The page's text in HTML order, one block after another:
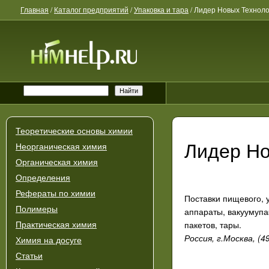
Главная /Каталог предприятий /Упаковка и тара /Лидер Новых
Теоретические основы химии
Неорганическая химия
Органическая химия
Определения
Рефераты по химии
Полимеры
Практическая химия
Химия на досуге
Статьи
Лидер
Поставки пищевого,
аппараты,
пакетов, тары.
Россия, г.Москва,